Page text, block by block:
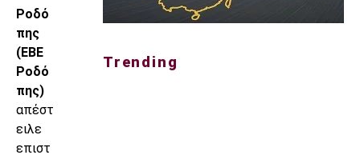
Ροδό
πης
(ΕΒΕ
Ροδό
πης)
απέστ
ειλε
επιστ
Trending